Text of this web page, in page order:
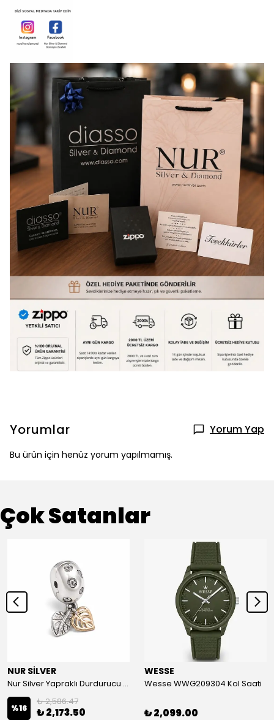
Yorumlar Yorum Yap
Bu ürün için henüz yorum yapılmamış.
Çok Satanlar
NUR SİLVER
Nur Silver Yapraklı Durdurucu Gümüş Charm - NUR-CM00501
%16
₺ 2,586.47
₺ 2,173.50
WESSE
Wesse WWG209304 Kol Saati
₺ 2,099.00